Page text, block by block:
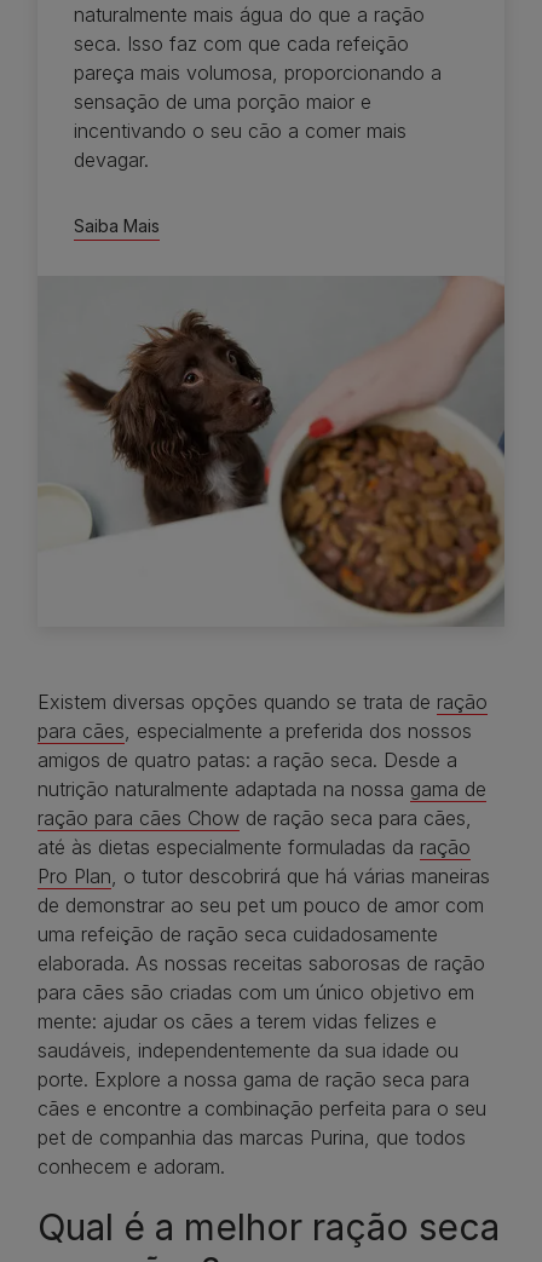
naturalmente mais água do que a ração
seca. Isso faz com que cada refeição
pareça mais volumosa, proporcionando a
sensação de uma porção maior e
incentivando o seu cão a comer mais
devagar.
Saiba Mais
Existem diversas opções quando se trata de ração
para cães , especialmente a preferida dos nossos
amigos de quatro patas: a ração seca. Desde a
nutrição naturalmente adaptada na nossa gama de
ração para cães Chow de ração seca para cães,
até às dietas especialmente formuladas da ração
Pro Plan , o tutor descobrirá que há várias maneiras
de demonstrar ao seu pet um pouco de amor com
uma refeição de ração seca cuidadosamente
elaborada. As nossas receitas saborosas de ração
para cães são criadas com um único objetivo em
mente: ajudar os cães a terem vidas felizes e
saudáveis, independentemente da sua idade ou
porte. Explore a nossa gama de ração seca para
cães e encontre a combinação perfeita para o seu
pet de companhia das marcas Purina, que todos
conhecem e adoram.
Qual é a melhor ração seca